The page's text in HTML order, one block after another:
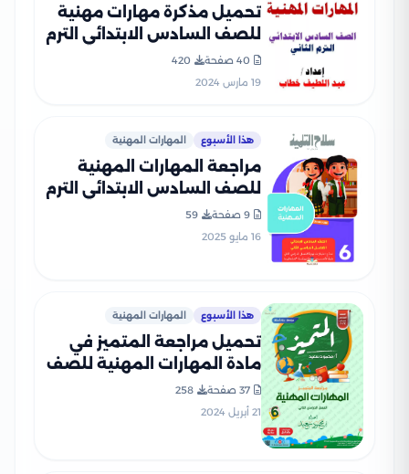
تحميل مذكرة مهارات مهنية
للصف السادس الابتدائي الترم
الثاني 2024
40 صفحة
420
19 مارس 2024
هذا الأسبوع المهارات المهنية
مراجعة المهارات المهنية
للصف السادس الابتدائي الترم
التلميذ
9 صفحة
59
16 مايو 2025
هذا الأسبوع المهارات المهنية
تحميل مراجعة المتميز في
مادة المهارات المهنية للصف
السادس الابتدائي الترم الثاني
(مراجعة + بنك أسئلة)
37 صفحة
258
21 أبريل 2024